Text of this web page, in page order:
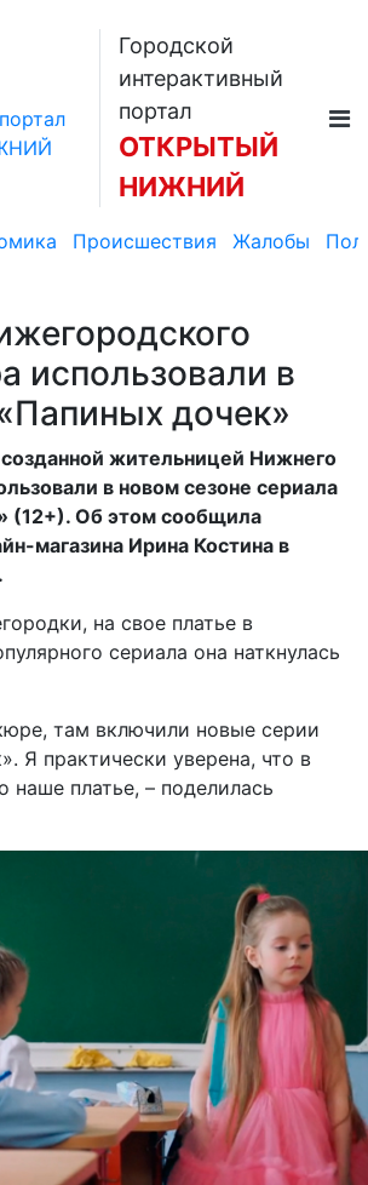
Городской
интерактивный
портал
ОТКРЫТЫЙ
НИЖНИЙ
Происшествия Жалобы
использовали в
дочек»
жительницей Нижнего
в новом сезоне сериала
(12+). Об этом сообщила
магазина Ирина Костина в
на свое платье в
сериала она наткнулась
там включили новые серии
Я практически уверена, что в
наше платье, – поделилась